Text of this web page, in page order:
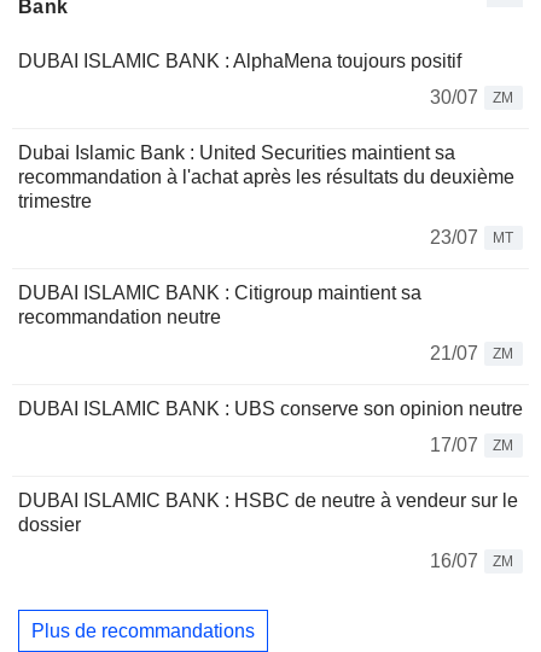
Bank
DUBAI ISLAMIC BANK : AlphaMena toujours positif
30/07
ZM
Dubai Islamic Bank : United Securities maintient sa
recommandation à l'achat après les résultats du deuxième
trimestre
23/07
MT
DUBAI ISLAMIC BANK : Citigroup maintient sa
recommandation neutre
21/07
ZM
DUBAI ISLAMIC BANK : UBS conserve son opinion neutre
17/07
ZM
DUBAI ISLAMIC BANK : HSBC de neutre à vendeur sur le
dossier
16/07
ZM
Plus de recommandations